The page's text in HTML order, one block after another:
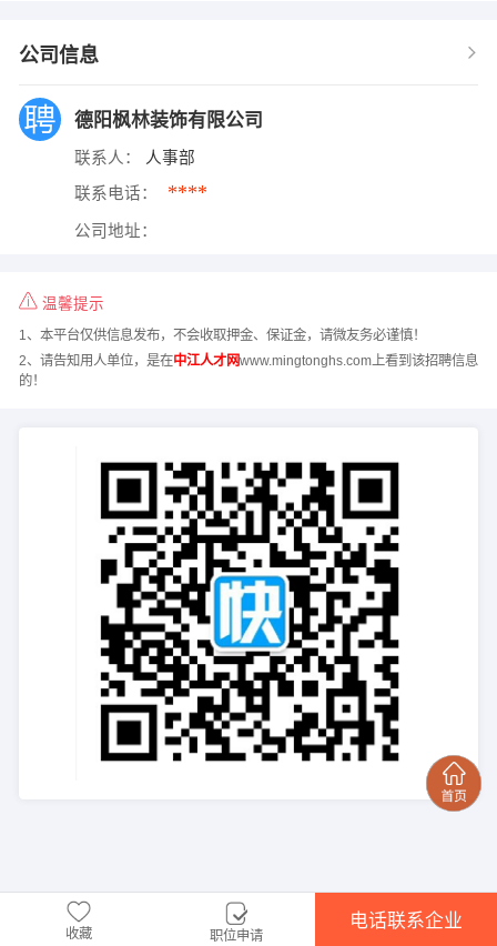
公司信息
德阳枫林装饰有限公司
联系人： 人事部
联系电话： ****
公司地址：
温馨提示
1、本平台仅供信息发布，不会收取押金、保证金，请微友务必谨慎！
2、请告知用人单位，是在中江人才网www.mingtonghs.com上看到该招聘信息
的！
收藏 职位申请
电话联系企业